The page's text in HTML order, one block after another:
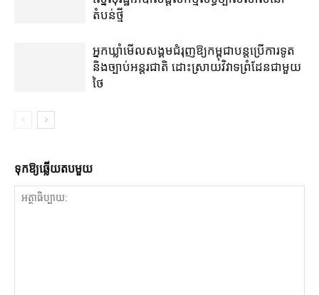
តំបន់​ថ្មី
អ្នកឃ្លាំមើល​សង្គម​ជំរុញ​ឱ្យ​កម្ពុជា​បន្ត​ប្រើ​ការទូត
និង​ច្បាប់​អន្តរជាតិ ដោះស្រាយ​វិវាទ​ព្រំដែន​ជាមួយ​
ថៃ
ទុក​ឱ្យ​ឆ្លើយ​តប​មួយ